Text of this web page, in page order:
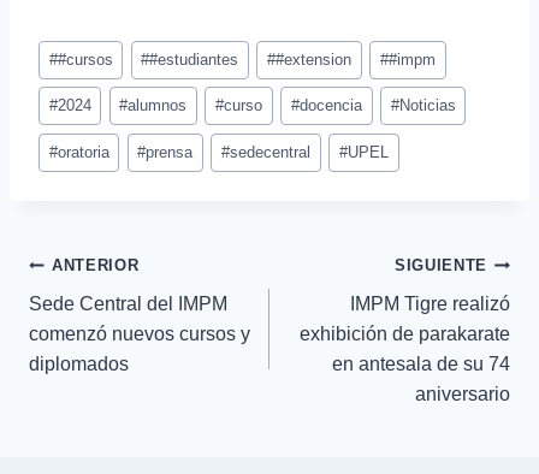
##cursos ##estudiantes ##extension ##impm
#2024 #alumnos #curso #docencia #Noticias
#oratoria #prensa #sedecentral #UPEL
ANTERIOR
Sede Central del IMPM
comenzó nuevos cursos y
diplomados
SIGUIENTE
IMPM Tigre realizó
exhibición de parakarate
en antesala de su 74
aniversario